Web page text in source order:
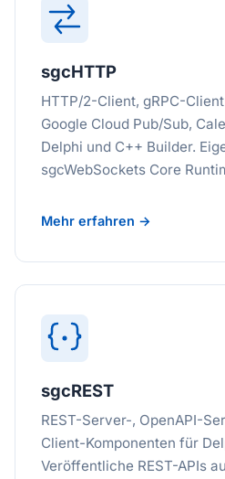
sgcHTTP
HTTP/2-Client, gRPC-
Google Cloud Pub/Sub,
Delphi und C++ Builder.
sgcWebSockets Core
Mehr erfahren →
sgcREST
REST-Server-, OpenAPI-
Client-Komponenten für
Veröffentliche REST-APIs